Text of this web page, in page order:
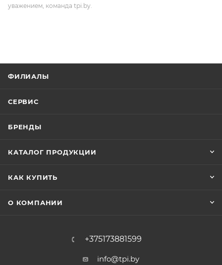
уважением, команда tpi.by.
ФИЛИАЛЫ
СЕРВИС
БРЕНДЫ
КАТАЛОГ ПРОДУКЦИИ
КАК КУПИТЬ
О КОМПАНИИ
+375173881599
info@tpi.by